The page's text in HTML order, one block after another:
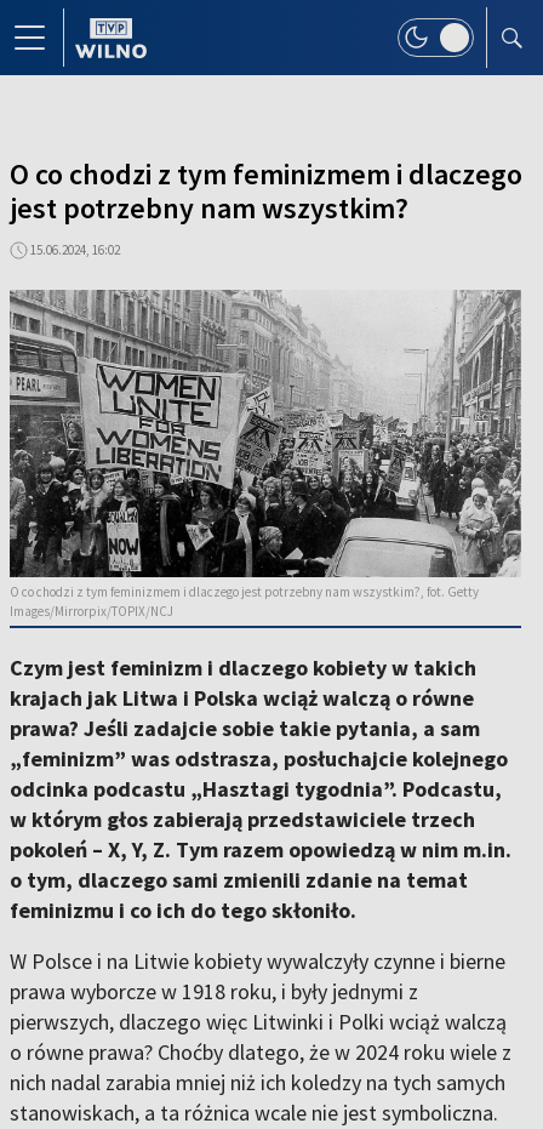
O co chodzi z tym feminizmem i dlaczego
jest potrzebny nam wszystkim?
15.06.2024, 16:02
O co chodzi z tym feminizmem i dlaczego jest potrzebny nam wszystkim?, fot. Getty
Images/Mirrorpix/TOPIX/NCJ
Czym jest feminizm i dlaczego kobiety w takich
krajach jak Litwa i Polska wciąż walczą o równe
prawa? Jeśli zadajcie sobie takie pytania, a sam
„feminizm” was odstrasza, posłuchajcie kolejnego
odcinka podcastu „Hasztagi tygodnia”. Podcastu,
w którym głos zabierają przedstawiciele trzech
pokoleń – X, Y, Z. Tym razem opowiedzą w nim m.in.
o tym, dlaczego sami zmienili zdanie na temat
feminizmu i co ich do tego skłoniło.
W Polsce i na Litwie kobiety wywalczyły czynne i bierne
prawa wyborcze w 1918 roku, i były jednymi z
pierwszych, dlaczego więc Litwinki i Polki wciąż walczą
o równe prawa? Choćby dlatego, że w 2024 roku wiele z
nich nadal zarabia mniej niż ich koledzy na tych samych
stanowiskach, a ta różnica wcale nie jest symboliczna.